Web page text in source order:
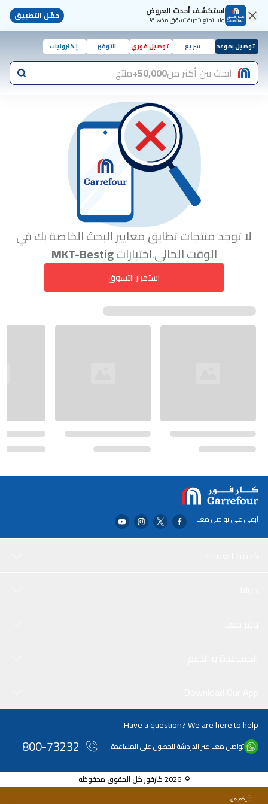
استكشف أحدث العروض
واستمتع بتجربة تسوّق مذهلة! حمّل التطبيق
توصيل بموعد سريع توصيل فوري التوفير إلكترونيات
ابحث بين أكثر من50,000+ منتج
لا توجد منتجات تطابق معايير البحث الخاصة بك في
الوقت الحالي.اختباراتMKT-Bestig
استمرار التسوق
ابقى على تواصل معنا
Have a question? We are here to help.
تواصل معنا عبر الدردشة للحصول على المساعدة 800-73232
© 2026 كارفور كل الحقوق محفوظة